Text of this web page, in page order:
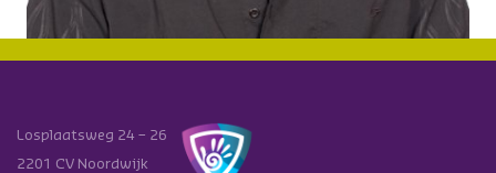
Losplaatsweg 24 – 26
2201 CV Noordwijk